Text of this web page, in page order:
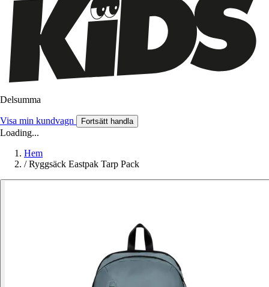
Delsumma
Visa min kundvagn Fortsätt handla
Loading...
Hem
/ Ryggsäck Eastpak Tarp Pack